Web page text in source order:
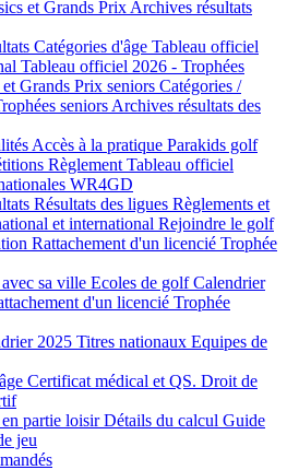
et Grands Prix Archives résultats
Catégories d'âge Tableau officiel
Tableau officiel 2026 - Trophées
Grands Prix seniors Catégories /
seniors Archives résultats des
Accès à la pratique Parakids golf
Règlement Tableau officiel
WR4GD
Résultats des ligues Règlements et
et international Rejoindre le golf
Rattachement d'un licencié Trophée
sa ville Ecoles de golfCalendrier
d'un licencié Trophée
2025 Titres nationaux Equipes de
Certificat médical et QS. Droit de
partie loisirDétails du calcul Guide
jeu